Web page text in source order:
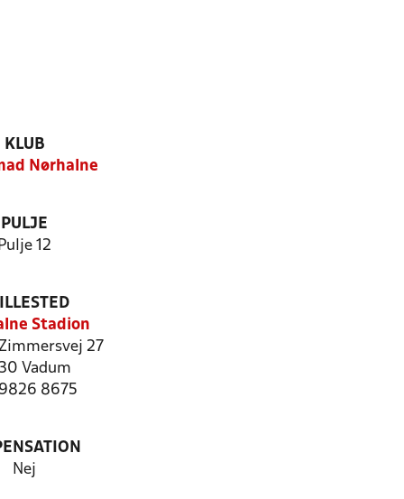
KLUB
Nørhalne
PULJE
12
Stadion
27
Vadum
8675
Nej